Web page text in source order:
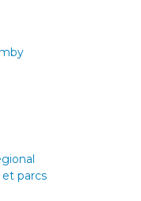
et parcs